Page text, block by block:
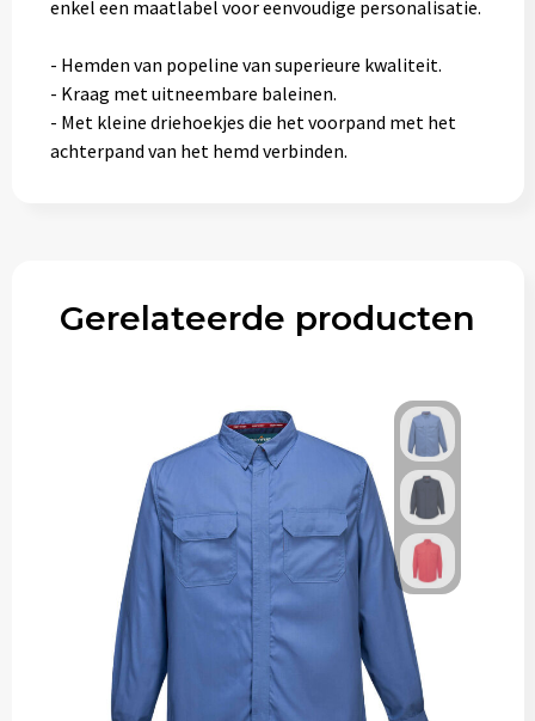
enkel een maatlabel voor eenvoudige personalisatie.
- Hemden van popeline van superieure kwaliteit.
- Kraag met uitneembare baleinen.
- Met kleine driehoekjes die het voorpand met het
achterpand van het hemd verbinden.
Gerelateerde producten